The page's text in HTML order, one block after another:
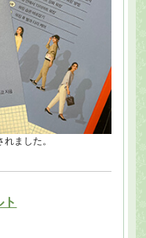
ました。